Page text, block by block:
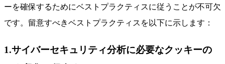
ーを確保するためにベストプラクティスに従うことが不可欠
です。留意すべきベストプラクティスを以下に示します：
1.サイバーセキュリティ分析に必要なクッキーの